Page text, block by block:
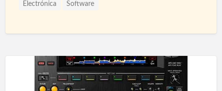
Electrónica Software